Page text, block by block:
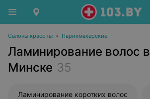
Салоны красоты • Парикмахерские
Ламинирование волос в
Минске 35
Ламинирование коротких волос